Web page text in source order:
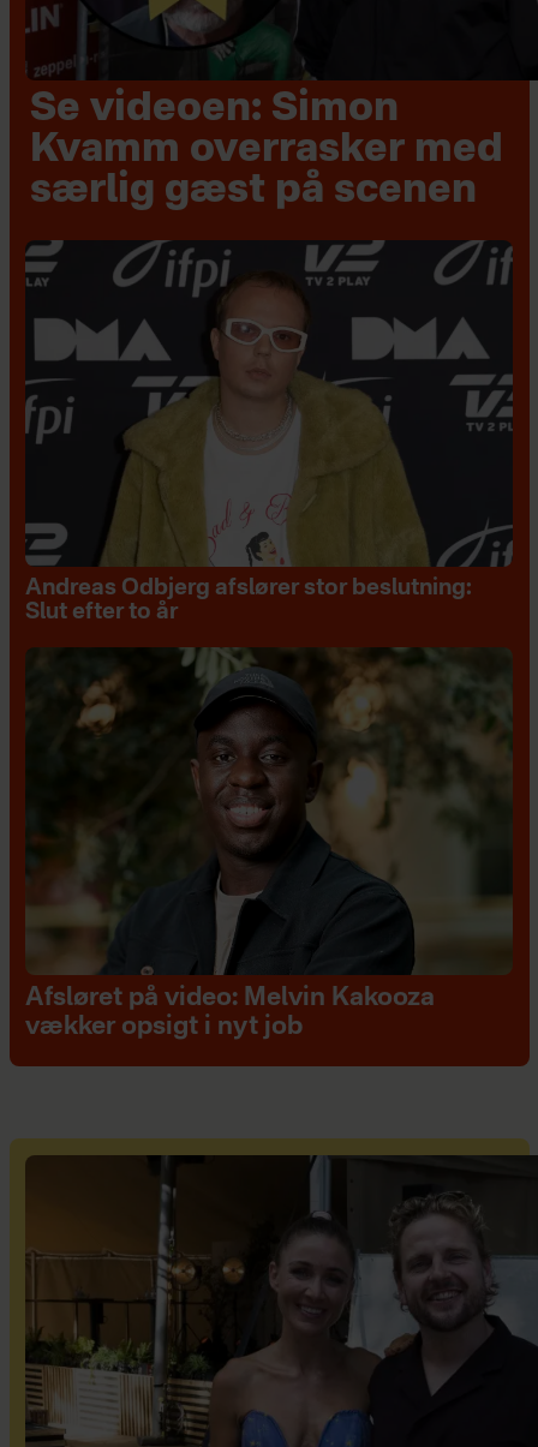
Se videoen: Simon
Kvamm overrasker med
særlig gæst på scenen
Andreas Odbjerg afslører stor beslutning:
Slut efter to år
Afsløret på video: Melvin Kakooza
vækker opsigt i nyt job